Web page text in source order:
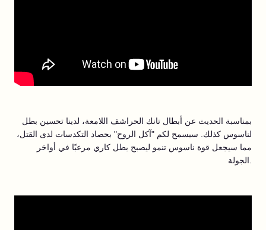
بمناسبة الحديث عن أبطال تانك الحراشف اللامعة، لدينا تحسين بطل
لناسوس كذلك. سيسمح لكم "آكل الروح" بحصاد التكدسات لدى القتل،
مما سيجعل قوة ناسوس تنمو ليصبح بطل كاري مرعبًا في أواخر